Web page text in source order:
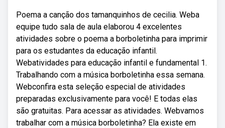
Poema a canção dos tamanquinhos de cecilia. Weba
equipe tudo sala de aula elaborou 4 excelentes
atividades sobre o poema a borboletinha para imprimir
para os estudantes da educação infantil.
Webatividades para educação infantil e fundamental 1.
Trabalhando com a música borboletinha essa semana.
Webconfira esta seleção especial de atividades
preparadas exclusivamente para você! E todas elas
são gratuitas. Para acessar as atividades. Webvamos
trabalhar com a música borboletinha? Ela existe em